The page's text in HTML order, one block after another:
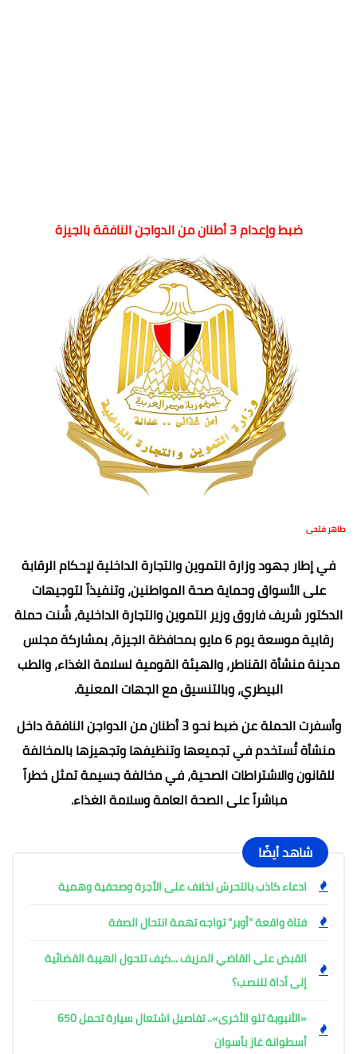
ضبط وإعدام 3 أطنان من الدواجن النافقة بالجيزة
طاهر فتحى
في إطار جهود وزارة التموين والتجارة الداخلية لإحكام الرقابة
على الأسواق وحماية صحة المواطنين، وتنفيذاً لتوجيهات
الدكتور شريف فاروق وزير التموين والتجارة الداخلية، شُنت حملة
رقابية موسعة يوم 6 مايو بمحافظة الجيزة، بمشاركة مجلس
مدينة منشأة القناطر، والهيئة القومية لسلامة الغذاء، والطب
البيطري، وبالتنسيق مع الجهات المعنية.
وأسفرت الحملة عن ضبط نحو 3 أطنان من الدواجن النافقة داخل
منشأة تُستخدم في تجميعها وتنظيفها وتجهيزها بالمخالفة
للقانون والاشتراطات الصحية، في مخالفة جسيمة تمثل خطراً
مباشراً على الصحة العامة وسلامة الغذاء.
شاهد أيضًا
ادعاء كاذب بالتحرش لخلاف على الأجرة وصحفية وهمية
فتاة واقعة "أوبر" تواجه تهمة انتحال الصفة
القبض على القاضي المزيف ...كيف تتحول الهيبة القضائية
إلى أداة للنصب؟
«الأنبوبة تلو الأخرى».. تفاصيل اشتعال سيارة تحمل 650
أسطوانة غاز بأسوان